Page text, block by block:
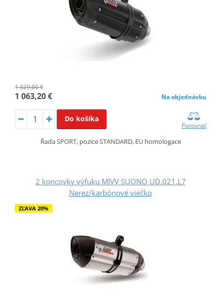
1 329,00 €
1 063,20 € Na objednávku
Do košíka
Porovnať
Řada SPORT, pozice STANDARD, EU homologace
2 koncovky výfuku MIVV SUONO UD.021.L7
Nerez/karbónové viečko
ZĽAVA 20%